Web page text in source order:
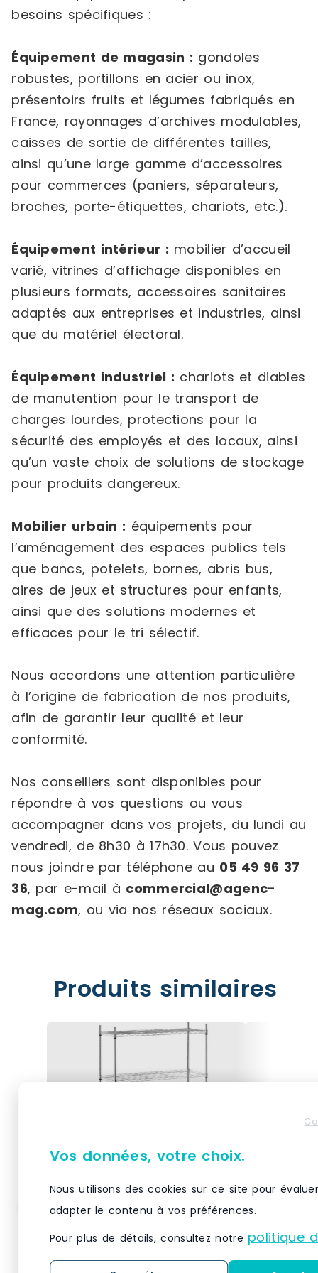
besoins spécifiques :
Équipement de magasin : gondoles
robustes, portillons en acier ou inox,
présentoirs fruits et légumes fabriqués en
France, rayonnages d’archives modulables,
caisses de sortie de différentes tailles,
ainsi qu’une large gamme d’accessoires
pour commerces (paniers, séparateurs,
broches, porte-étiquettes, chariots, etc.).
Équipement intérieur : mobilier d’accueil
varié, vitrines d’affichage disponibles en
plusieurs formats, accessoires sanitaires
adaptés aux entreprises et industries, ainsi
que du matériel électoral.
Équipement industriel : chariots et diables
de manutention pour le transport de
charges lourdes, protections pour la
sécurité des employés et des locaux, ainsi
qu’un vaste choix de solutions de stockage
pour produits dangereux.
Mobilier urbain : équipements pour
l’aménagement des espaces publics tels
que bancs, potelets, bornes, abris bus,
aires de jeux et structures pour enfants,
ainsi que des solutions modernes et
efficaces pour le tri sélectif.
Nous accordons une attention particulière
à l’origine de fabrication de nos produits,
afin de garantir leur qualité et leur
conformité.
Nos conseillers sont disponibles pour
répondre à vos questions ou vous
accompagner dans vos projets, du lundi au
vendredi, de 8h30 à 17h30. Vous pouvez
nous joindre par téléphone au 05 49 96 37
36, par e-mail à commercial@agenc-
mag.com, ou via nos réseaux sociaux.
Produits similaires
Helloshop26 – Étagère
métallique chromée
professionnel – 35 x 90 x
137 cm – 120 kg 14_0001534
137 cm –
Vos données, votre choix.
Nous utilisons des cookies sur ce site pour
adapter le contenu à vos préférences.
Pour plus de détails, consultez notre politique